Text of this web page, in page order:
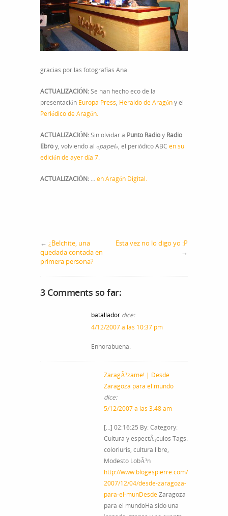
gracias por las fotografías Ana.
ACTUALIZACIÓN:Se han hecho eco de la
presentación Europa Press, Heraldo de Aragóny el
Periódico de Aragón.
ACTUALIZACIÓN:Sin olvidar a Punto Radioy Radio
Ebroy, volviendo al «papel», el periódico ABC en su
edición de ayer día 7.
ACTUALIZACIÓN: …en Aragón Digital.
← ¿Belchite, una
quedada contada en
primera persona?
Esta vez no lo digo yo :P
→
3 Comments so far:
batallador dice:
4/12/2007 a las 10:37 pm
Enhorabuena.
ZaragÃ³zame! | Desde
Zaragoza para el mundo
dice:
5/12/2007 a las 3:48 am
[…] 02:16:25 By: Category:
Cultura y espectÃ¡culos Tags:
coloriuris, cultura libre,
Modesto LobÃ³n
http://www.blogespierre.com/
2007/12/04/desde-zaragoza-
para-el-munDesdeZaragoza
para el mundoHa sido una